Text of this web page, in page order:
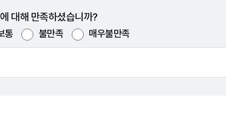
대해 만족하셨습니까?
통 불만족 매우불만족